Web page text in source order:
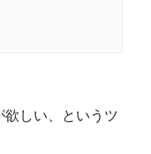
しい、というツ